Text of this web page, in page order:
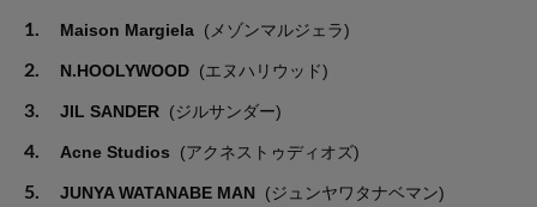
1. Maison Margiela (メゾンマルジェラ)
2. N.HOOLYWOOD (エヌハリウッド)
3. JIL SANDER (ジルサンダー)
4. Acne Studios (アクネストゥディオズ)
5. JUNYA WATANABE MAN (ジュンヤワタナベマン)